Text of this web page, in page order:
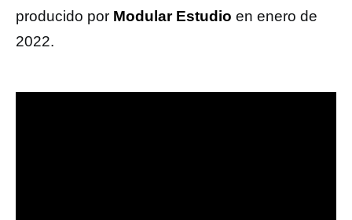
producido por Modular Estudio en enero de
2022.